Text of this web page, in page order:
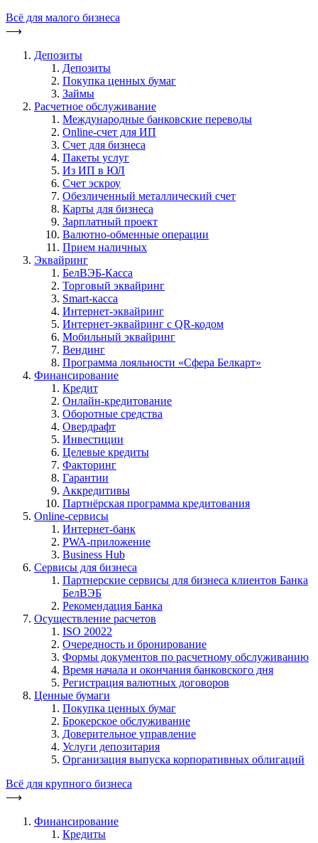
Всё для малого бизнеса
⟶
Депозиты
Депозиты
Покупка ценных бумаг
Займы
Расчетное обслуживание
Международные банковские переводы
Online-счет для ИП
Счет для бизнеса
Пакеты услуг
Из ИП в ЮЛ
Счет эскроу
Обезличенный металлический счет
Карты для бизнеса
Зарплатный проект
Валютно-обменные операции
Прием наличных
Эквайринг
БелВЭБ-Касса
Торговый эквайринг
Smart-касса
Интернет-эквайринг
Интернет-эквайринг с QR-кодом
Мобильный эквайринг
Вендинг
Программа лояльности «Сфера Белкарт»
Финансирование
Кредит
Онлайн-кредитование
Оборотные средства
Овердрафт
Инвестиции
Целевые кредиты
Факторинг
Гарантии
Аккредитивы
Партнёрская программа кредитования
Online-сервисы
Интернет-банк
PWA-приложение
Business Hub
Сервисы для бизнеса
Партнерские сервисы для бизнеса клиентов Банка
БелВЭБ
Рекомендация Банка
Осуществление расчетов
ISO 20022
Очередность и бронирование
Формы документов по расчетному обслуживанию
Время начала и окончания банковского дня
Регистрация валютных договоров
Ценные бумаги
Покупка ценных бумаг
Брокерское обслуживание
Доверительное управление
Услуги депозитария
Организация выпуска корпоративных облигаций
Всё для крупного бизнеса
⟶
Финансирование
Кредиты